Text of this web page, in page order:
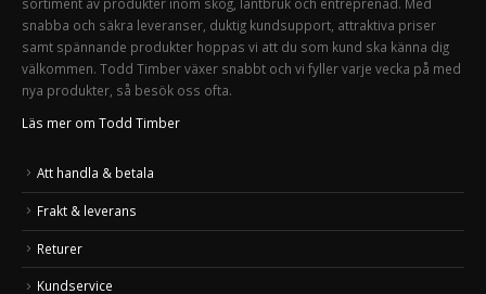
snabba och säkra leveranser, duktig kundsupport, attraktiva priser
samt spännande produkter hoppas vi att du som kund ska känna dig
välkommen. Todd Timber växer snabbt och vi fyller varje vecka på med
nya produkter, så besök oss ofta.
Läs mer om Todd Timber
Att handla & betala
Frakt & leverans
Returer
Kundservice